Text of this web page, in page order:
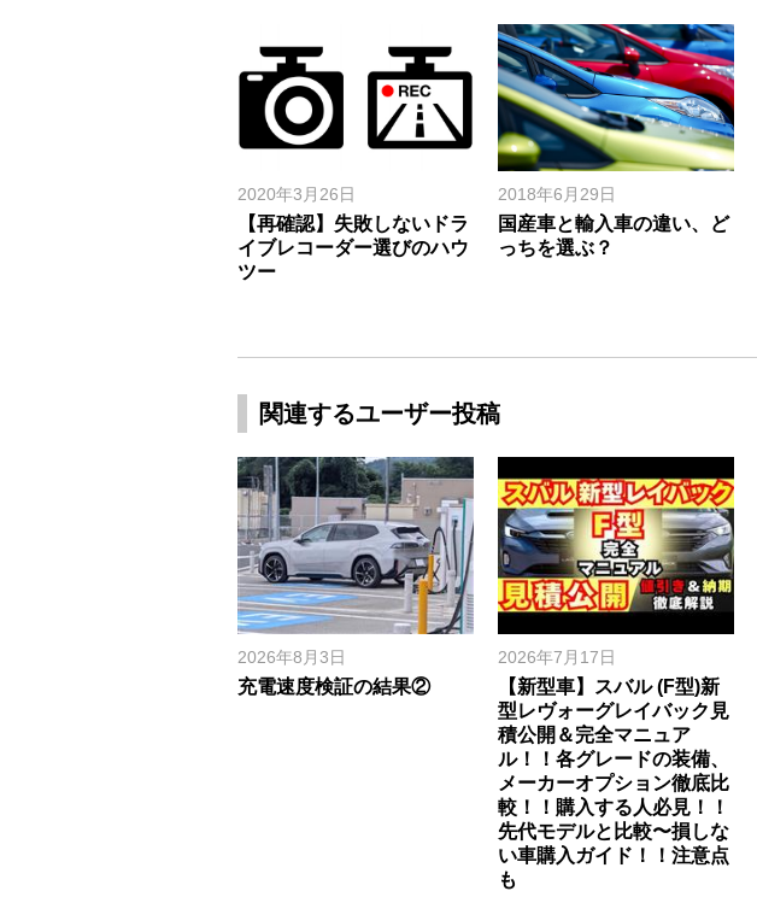
2020年3月26日
【再確認】失敗しないドラ
イブレコーダー選びのハウ
ツー
2018年6月29日
国産車と輸入車の違い、ど
っちを選ぶ？
関連するユーザー投稿
2026年8月3日
充電速度検証の結果②
2026年7月17日
【新型車】スバル (F型)新
型レヴォーグレイバック見
積公開＆完全マニュア
ル！！各グレードの装備、
メーカーオプション徹底比
較！！購入する人必見！！
先代モデルと比較〜損しな
い車購入ガイド！！注意点
も